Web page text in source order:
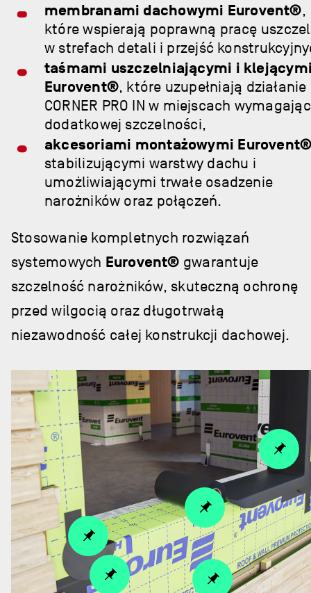
membranami dachowymi Eurovent®,
które wspierają poprawną pracę
w strefach detali i przejść
taśmami uszczelniającymi i
Eurovent®, które uzupełniają działanie
CORNER PRO IN w miejscach
dodatkowej szczelności,
akcesoriami montażowymi
stabilizującymi warstwy dachu i
umożliwiającymi trwałe osadzenie
narożników oraz połączeń.
Stosowanie kompletnych rozwiązań
systemowych Eurovent® gwarantuje
szczelność narożników, skuteczną ochronę
przed wilgocią oraz długotrwałą
niezawodność całej konstrukcji dachowej.